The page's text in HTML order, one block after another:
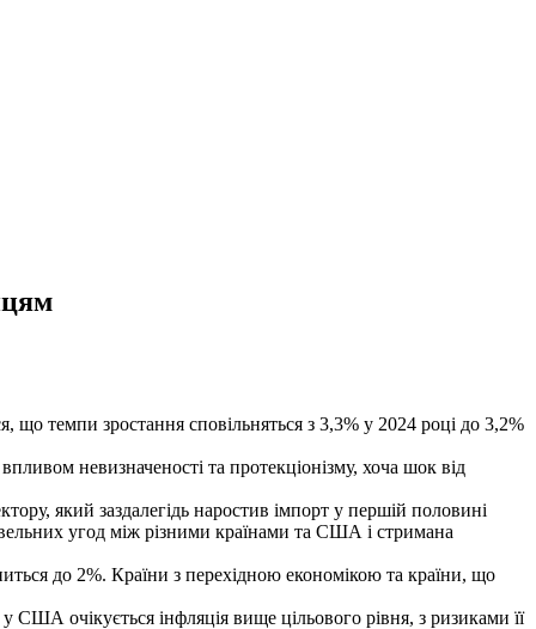
темпи зростання сповільняться з 3,3% у 2024 році до 3,2%
невизначеності та протекціонізму, хоча шок від
який заздалегідь наростив імпорт у першій половині
угод між різними країнами та США і стримана
до 2%. Країни з перехідною економікою та країни, що
США очікується інфляція вище цільового рівня, з ризиками її